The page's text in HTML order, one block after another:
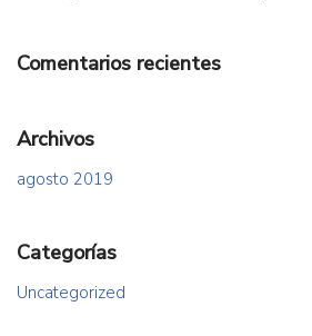
Comentarios recientes
Archivos
agosto 2019
Categorías
Uncategorized